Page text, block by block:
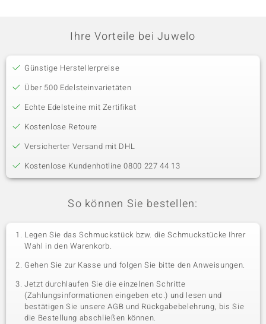
Ihre Vorteile bei Juwelo
Günstige Herstellerpreise
Über 500 Edelsteinvarietäten
Echte Edelsteine mit Zertifikat
Kostenlose Retoure
Versicherter Versand mit DHL
Kostenlose Kundenhotline 0800 227 44 13
So können Sie bestellen:
Legen Sie das Schmuckstück bzw. die Schmuckstücke Ihrer
Wahl in den Warenkorb.
Gehen Sie zur Kasse und folgen Sie bitte den Anweisungen.
Jetzt durchlaufen Sie die einzelnen Schritte
(Zahlungsinformationen eingeben etc.) und lesen und
bestätigen Sie unsere AGB und Rückgabebelehrung, bis Sie
die Bestellung abschließen können.